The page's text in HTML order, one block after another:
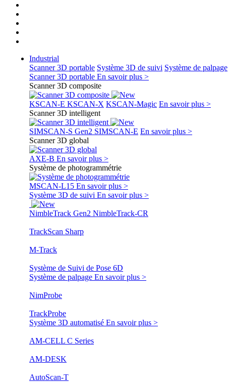
Industrial
Scanner 3D portable Système 3D de suivi Système de palpage
Scanner 3D portable En savoir plus >
Scanner 3D composite
KSCAN-E KSCAN-X KSCAN-Magic En savoir plus >
Scanner 3D intelligent
SIMSCAN-S Gen2 SIMSCAN-E En savoir plus >
Scanner 3D global
AXE-B En savoir plus >
Système de photogrammétrie
MSCAN-L15 En savoir plus >
Système 3D de suivi En savoir plus >
NimbleTrack Gen2 NimbleTrack-CR
TrackScan Sharp
M-Track
Système de Suivi de Pose 6D
Système de palpage En savoir plus >
NimProbe
TrackProbe
Système 3D automatisé En savoir plus >
AM-CELL C Series
AM-DESK
AutoScan-T